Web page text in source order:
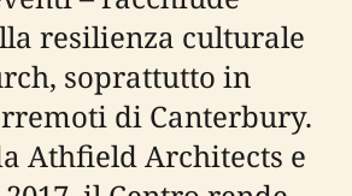
resilienza culturale
soprattutto in
di Canterbury.
Athfield Architects e